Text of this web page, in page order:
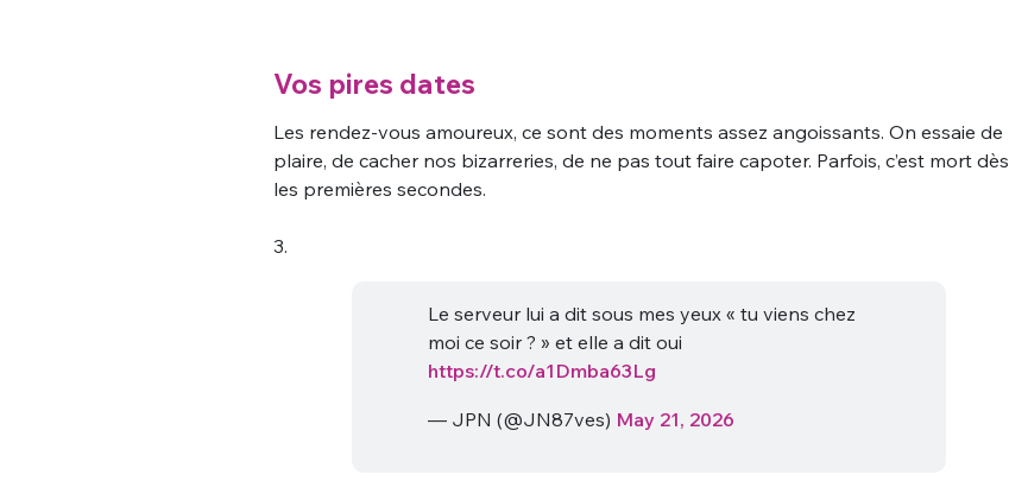
Vos pires dates
Les rendez-vous amoureux, ce sont des moments assez angoissants. On essaie de
plaire, de cacher nos bizarreries, de ne pas tout faire capoter. Parfois, c’est mort dès
les premières secondes.
3.
Le serveur lui a dit sous mes yeux « tu viens chez
moi ce soir ? » et elle a dit oui
https://t.co/a1Dmba63Lg
— JPN (@JN87ves) May 21, 2026